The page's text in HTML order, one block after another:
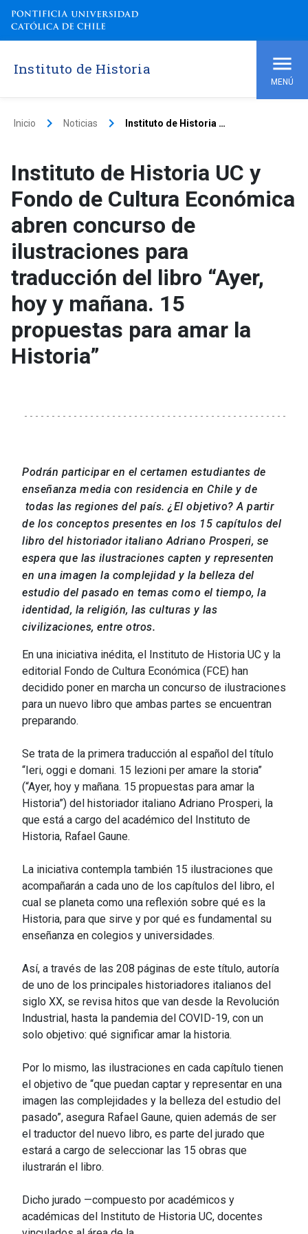
Instituto de Historia
MENÚ
Inicio keyboard_arrow_right Noticias keyboard_arrow_right Instituto de Historia UC y Fondo de Cultura Económica abren concurso de ilustraciones para traducción del libro “Ayer, hoy y mañana. 15 propuestas para amar la Historia”
Instituto de Historia UC y
Fondo de Cultura Económica
abren concurso de
ilustraciones para
traducción del libro “Ayer,
hoy y mañana. 15
propuestas para amar la
Historia”
Podrán participar en el certamen estudiantes de
enseñanza media con residencia en Chile y de
todas las regiones del país. ¿El objetivo? A partir
de los conceptos presentes en los 15 capítulos del
libro del historiador italiano Adriano Prosperi, se
espera que las ilustraciones capten y representen
en una imagen la complejidad y la belleza del
estudio del pasado en temas como el tiempo, la
identidad, la religión, las culturas y las
civilizaciones, entre otros.
En una iniciativa inédita, el Instituto de Historia UC y la
editorial Fondo de Cultura Económica (FCE) han
decidido poner en marcha un concurso de ilustraciones
para un nuevo libro que ambas partes se encuentran
preparando.
Se trata de la primera traducción al español del título
“Ieri, oggi e domani. 15 lezioni per amare la storia”
(“Ayer, hoy y mañana. 15 propuestas para amar la
Historia”) del historiador italiano Adriano Prosperi, la
que está a cargo del académico del Instituto de
Historia, Rafael Gaune.
La iniciativa contempla también 15 ilustraciones que
acompañarán a cada uno de los capítulos del libro, el
cual se planeta como una reflexión sobre qué es la
Historia, para que sirve y por qué es fundamental su
enseñanza en colegios y universidades.
Así, a través de las 208 páginas de este título, autoría
de uno de los principales historiadores italianos del
siglo XX, se revisa hitos que van desde la Revolución
Industrial, hasta la pandemia del COVID-19, con un
solo objetivo: qué significar amar la historia.
Por lo mismo, las ilustraciones en cada capítulo tienen
el objetivo de “que puedan captar y representar en una
imagen las complejidades y la belleza del estudio del
pasado”, asegura Rafael Gaune, quien además de ser
el traductor del nuevo libro, es parte del jurado que
estará a cargo de seleccionar las 15 obras que
ilustrarán el libro.
Dicho jurado —compuesto por académicos y
académicas del Instituto de Historia UC, docentes